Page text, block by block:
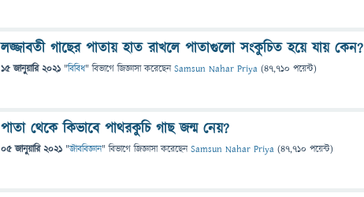
লজ্জাবতী গাছের পাতায় হাত রাখলে পাতাগুলো সংকুচিত হয়ে যায় কেন?
15 জানুয়ারি 2021 "বিবিধ" বিভাগে জিজ্ঞাসাকরেছেনSamsun Nahar Priya (47,710 পয়েন্ট)
পাতা থেকে কিভাবে পাথরকুচি গাছ জন্ম নেয়?
05 জানুয়ারি 2021 "জীববিজ্ঞান" বিভাগে জিজ্ঞাসাকরেছেনSamsun Nahar Priya (47,710 পয়েন্ট)